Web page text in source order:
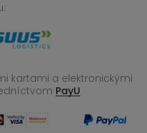
kartami a elektronickými
PayU